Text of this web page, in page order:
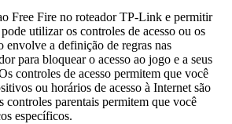
Free Fire no roteador TP-Link e permitir
utilizar os controles de acesso ou os
envolve a definição de regras nas
para bloquear o acesso ao jogo e a seus
controles de acesso permitem que você
ou horários de acesso à Internet são
controles parentais permitem que você
específicos.